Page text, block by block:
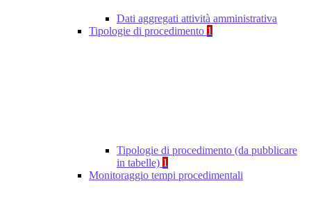
Dati aggregati attività amministrativa
Tipologie di procedimento 1
Tipologie di procedimento (da pubblicare
in tabelle) 1
Monitoraggio tempi procedimentali